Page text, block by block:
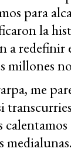
para
la
a redefinir
millones
me